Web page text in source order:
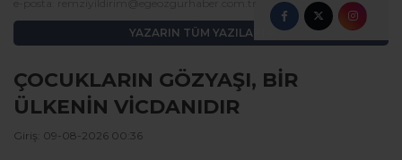
YAZARIN TÜM YAZILARI
ÇOCUKLARIN GÖZYAŞI, BİR
ÜLKENİN VİCDANIDIR
Giriş: 09-08-2026 00:36